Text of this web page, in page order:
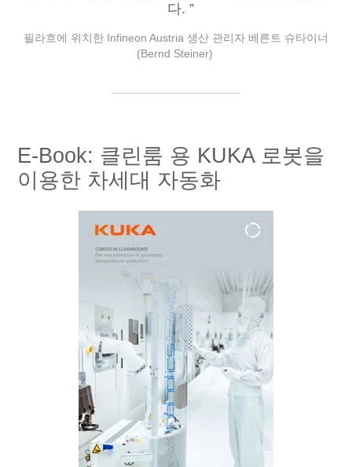
다.
필라흐에 위치한 Infineon Austria 생산 관리자 베른트 슈타이너
(Bernd Steiner)
E-Book: 클린룸 용 KUKA 로봇을
이용한 차세대 자동화